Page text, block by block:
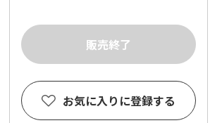
お気に入りに登録する